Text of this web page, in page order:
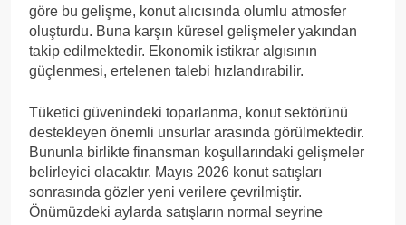
göre bu gelişme, konut alıcısında olumlu atmosfer
oluşturdu. Buna karşın küresel gelişmeler yakından
takip edilmektedir. Ekonomik istikrar algısının
güçlenmesi, ertelenen talebi hızlandırabilir.
Tüketici güvenindeki toparlanma, konut sektörünü
destekleyen önemli unsurlar arasında görülmektedir.
Bununla birlikte finansman koşullarındaki gelişmeler
belirleyici olacaktır. Mayıs 2026 konut satışları
sonrasında gözler yeni verilere çevrilmiştir.
Önümüzdeki aylarda satışların normal seyrine